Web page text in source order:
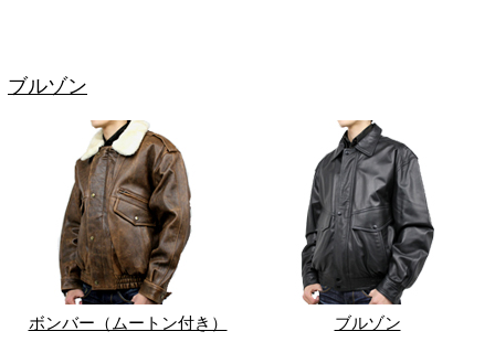
ブルゾン
ボンバー（ムートン付き） ブルゾン